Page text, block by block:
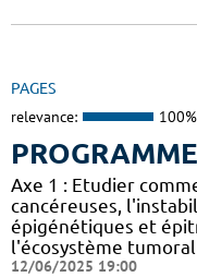
PAGES
relevance: 100%
Axe 1 : Etudier
cancéreuses,
épigénétiques et
l'écosystème
12/06/2025 19:00